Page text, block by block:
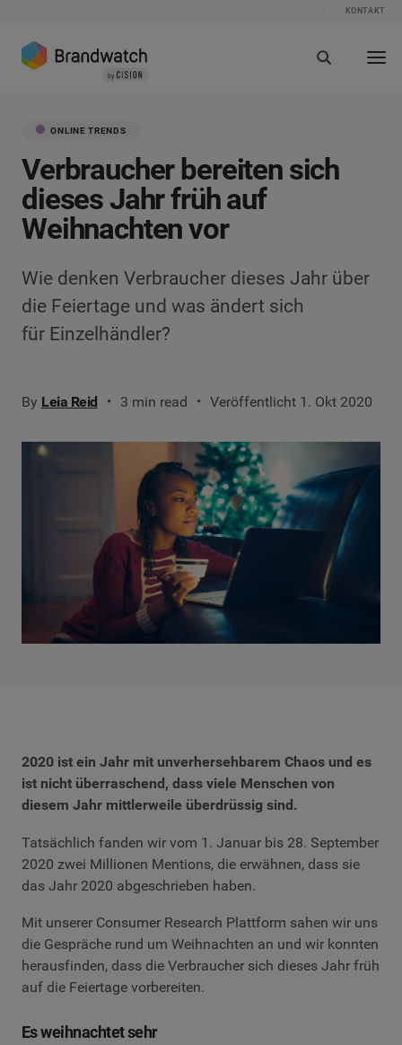
KONTAKT
ONLINE TRENDS
Verbraucher bereiten sich
dieses Jahr früh auf
Weihnachten vor
Wie denken Verbraucher dieses Jahr über
die Feiertage und was ändert sich
für Einzelhändler?
By Leia Reid 3 min read Veröffentlicht 1. Okt 2020
2020 ist ein Jahr mit unverhersehbarem Chaos und es
ist nicht überraschend, dass viele Menschen von
diesem Jahr mittlerweile überdrüssig sind.
Tatsächlich fanden wir vom 1. Januar bis 28. September
2020 zwei Millionen Mentions, die erwähnen, dass sie
das Jahr 2020 abgeschrieben haben.
Mit unserer Consumer Research Plattform sahen wir uns
die Gespräche rund um Weihnachten an und wir konnten
herausfinden, dass die Verbraucher sich dieses Jahr früh
auf die Feiertage vorbereiten.
Es weihnachtet sehr